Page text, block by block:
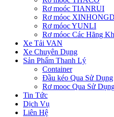
Rơ moóc TIANRUI
Rơ móoc
Rơ móoc YUNLI
Rơ móoc Các Hãng
Xe Tải VAN
Xe Chuyên Dụng
Sản Phẩm Thanh Lý
Container
Đầu kéo Qua Sử Dụng
Rơ mooc Qua Sử
Tin Tức
Dịch Vụ
Liên Hệ